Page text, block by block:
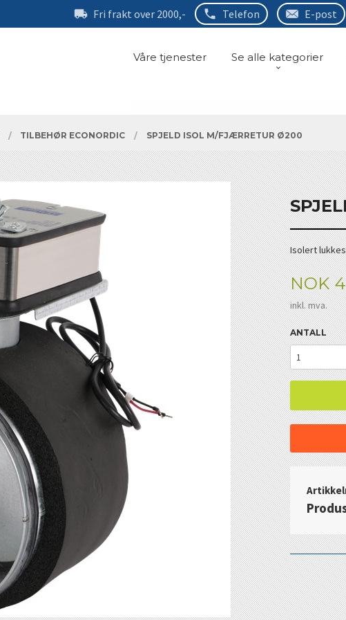
Fri frakt over 2000,- Telefon E-post
Våre tjenester Se alle kategorier
TILBEHØR ECONORDIC SPJELD ISOL M/FJÆRRETUR Ø200
Isolert
Pris
NOK
inkl. mva.
ANTALL